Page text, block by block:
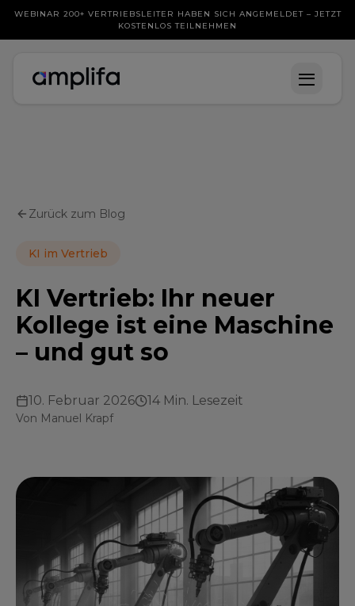
WEBINAR 200+ VERTRIEBSLEITER HABEN SICH ANGEMELDET – JETZT
KOSTENLOS TEILNEHMEN
Zurück zum Blog
KI im Vertrieb
KI Vertrieb: Ihr neuer
Kollege ist eine Maschine
– und gut so
10. Februar 2026 14 Min. Lesezeit
Von Manuel Krapf